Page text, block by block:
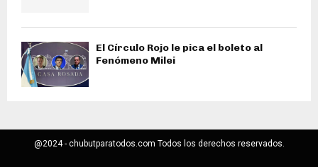
El Círculo Rojo le pica el boleto al
Fenómeno Milei
@2024 - chubutparatodos.com Todos los derechos reservados.